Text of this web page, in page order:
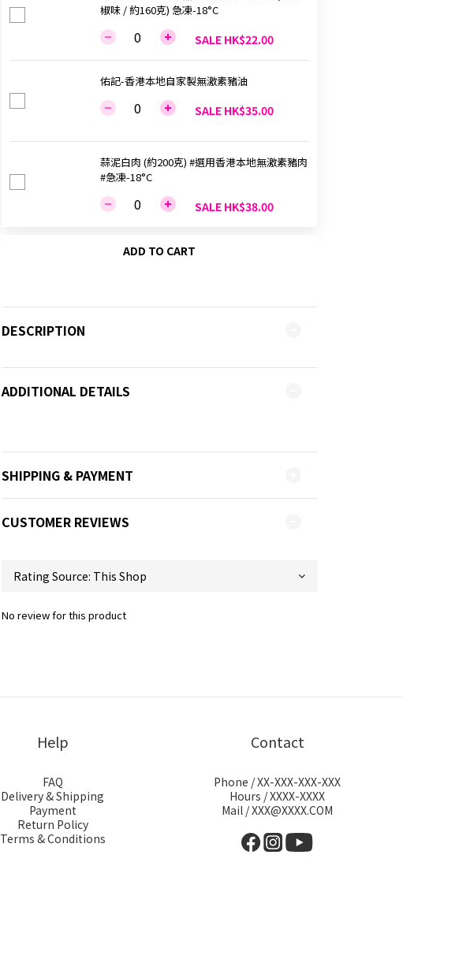
椒味 / 約160克) 急凍-18°C
SALE HK$22.00
佑記-香港本地自家製無激素豬油
SALE HK$35.00
蒜泥白肉 (約200克) #選用香港本地無激素豬肉
#急凍-18°C
SALE HK$38.00
ADD TO CART
DESCRIPTION
ADDITIONAL DETAILS
SHIPPING & PAYMENT
CUSTOMER REVIEWS
No review for this product
Help
FAQ
Delivery & Shipping
Payment
Return Policy
Terms & Conditions
Contact
Phone / XX-XXX-XXX-XXX
Hours / XXXX-XXXX
Mail / XXX@XXXX.COM